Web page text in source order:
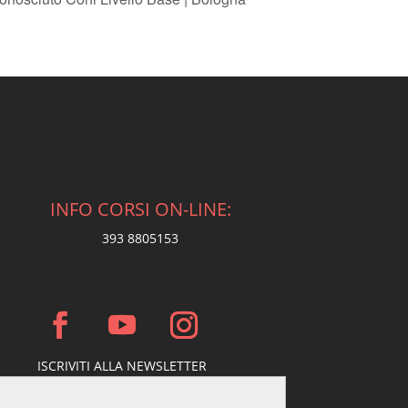
INFO CORSI ON-LINE:
393 8805153
ISCRIVITI ALLA NEWSLETTER